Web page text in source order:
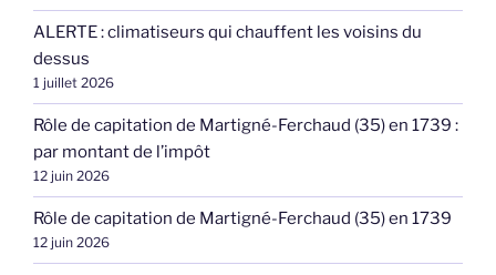
ALERTE : climatiseurs qui chauffent les voisins du
dessus
1 juillet 2026
Rôle de capitation de Martigné-Ferchaud (35) en 1739 :
par montant de l’impôt
12 juin 2026
Rôle de capitation de Martigné-Ferchaud (35) en 1739
12 juin 2026